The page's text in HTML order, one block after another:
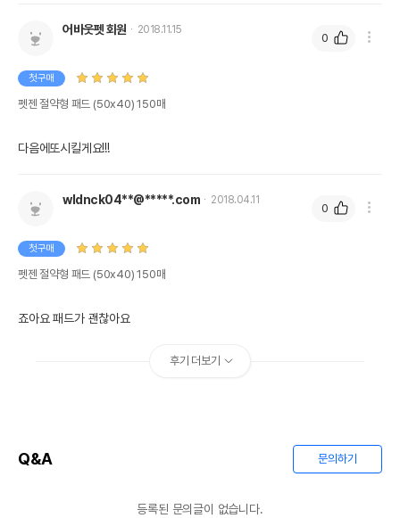
어바웃펫 회원 2018.11.15
첫구매
펫젠 절약형 패드 (50x40) 150매
다음에또시킬게요!!!
0
wldnck04**@*****.com 2018.04.11
첫구매
펫젠 절약형 패드 (50x40) 150매
죠아요 패드가 괜찮아요
0
후기 더보기
Q&A 문의하기
등록된 문의글이 없습니다.